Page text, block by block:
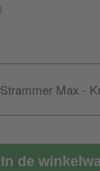
Strammer Max -
In de